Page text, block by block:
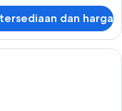
dan harga
meja kerja, tirai kedap